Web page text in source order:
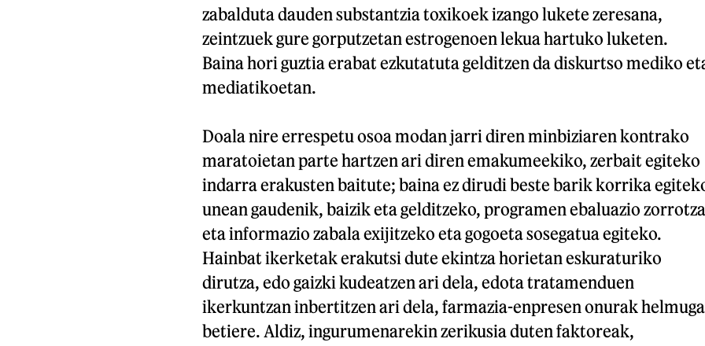
zabalduta dauden substantzia toxikoek izango lukete zeresana,
zeintzuek gure gorputzetan estrogenoen lekua hartuko luketen.
Baina hori guztia erabat ezkutatuta gelditzen da diskurtso mediko
mediatikoetan.
Doala nire errespetu osoa modan jarri diren minbiziaren kontrako
maratoietan parte hartzen ari diren emakumeekiko, zerbait egiteko
indarra erakusten baitute; baina ez dirudi beste barik korrika
unean gaudenik, baizik eta gelditzeko, programen ebaluazio zorrotza
eta informazio zabala exijitzeko eta gogoeta sosegatua egiteko.
Hainbat ikerketak erakutsi dute ekintza horietan eskuraturiko
dirutza, edo gaizki kudeatzen ari dela, edota tratamenduen
ikerkuntzan inbertitzen ari dela, farmazia-enpresen onurak helmuga
betiere. Aldiz, ingurumenarekin zerikusia duten faktoreak,